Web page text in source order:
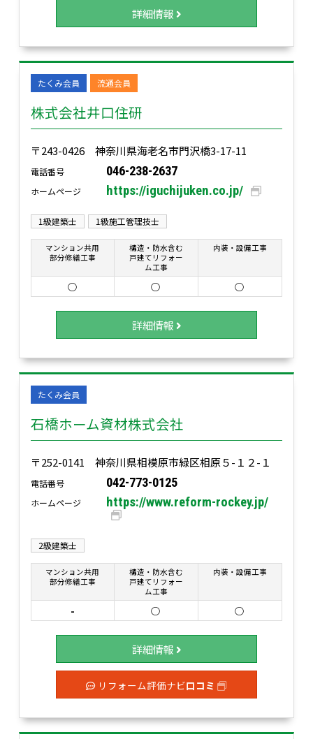
詳細情報
株式会社井口住研
たくみ会員 流通会員
〒243-0426 神奈川県海老名市門沢橋3-17-11
電話番号 046-238-2637
ホームページ https://iguchijuken.co.jp/
1級建築士 1級施工管理技士
マンション共用
部分修繕工事
構造・防水含む
戸建てリフォー
ム工事
内装・設備工事
○ ○ ○
詳細情報
石橋ホーム資材株式会社
たくみ会員
〒252-0141 神奈川県相模原市緑区相原５-１２-１
電話番号 042-773-0125
ホームページ https://www.reform-rockey.jp/
2級建築士
マンション共用
部分修繕工事
構造・防水含む
戸建てリフォー
ム工事
内装・設備工事
- ○ ○
詳細情報
リフォーム評価ナビ口コミ